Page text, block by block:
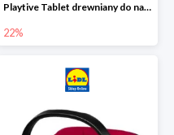
Playtive Tablet drewniany do nauki, interaktywny
22%